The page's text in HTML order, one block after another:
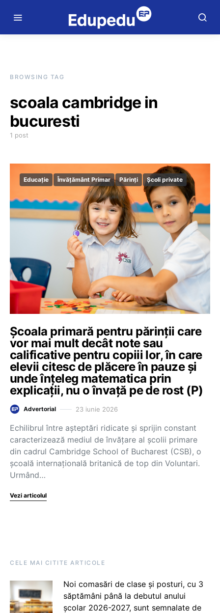
BROWSING TAG
scoala cambridge in
bucuresti
1 post
Educație Învățământ Primar Părinți Școli private
Școala primară pentru părinții care
vor mai mult decât note sau
calificative pentru copiii lor, în care
elevii citesc de plăcere în pauze și
unde înțeleg matematica prin
explicații, nu o învață pe de rost (P)
Advertorial 23 iunie 2026
Echilibrul între așteptări ridicate și sprijin constant
caracterizează mediul de învățare al școlii primare
din cadrul Cambridge School of Bucharest (CSB), o
școală internațională britanică de top din Voluntari.
Urmând…
Vezi articolul
CELE MAI CITITE ARTICOLE
Noi comasări de clase și posturi, cu 3
săptămâni până la debutul anului
școlar 2026-2027, sunt semnalate de